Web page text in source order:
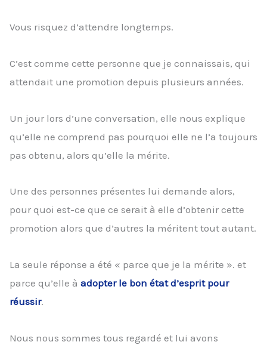
Vous risquez d’attendre longtemps.
C’est comme cette personne que je connaissais, qui
attendait une promotion depuis plusieurs années.
Un jour lors d’une conversation, elle nous explique
qu’elle ne comprend pas pourquoi elle ne l’a toujours
pas obtenu, alors qu’elle la mérite.
Une des personnes présentes lui demande alors,
pour quoi est-ce que ce serait à elle d’obtenir cette
promotion alors que d’autres la méritent tout autant.
La seule réponse a été « parce que je la mérite ». et
parce qu’elle à adopter le bon état d’esprit pour
réussir.
Nous nous sommes tous regardé et lui avons